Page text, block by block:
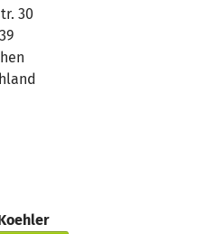
f. Unterstützung bei der
direkt nach einem
30